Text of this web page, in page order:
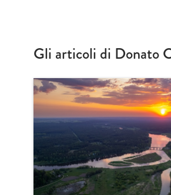
Gli articoli di Donato